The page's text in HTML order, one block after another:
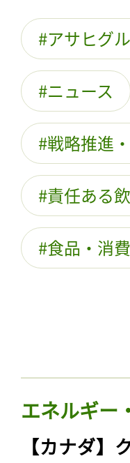
アサヒグ
ニュース
戦略推進
責任ある
食品・消
エネルギー
【カナダ】